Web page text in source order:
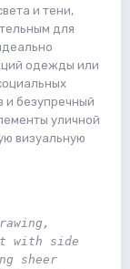
и тени,
для
одежды или
и безупречный
уличной
визуальную
with side
sheer